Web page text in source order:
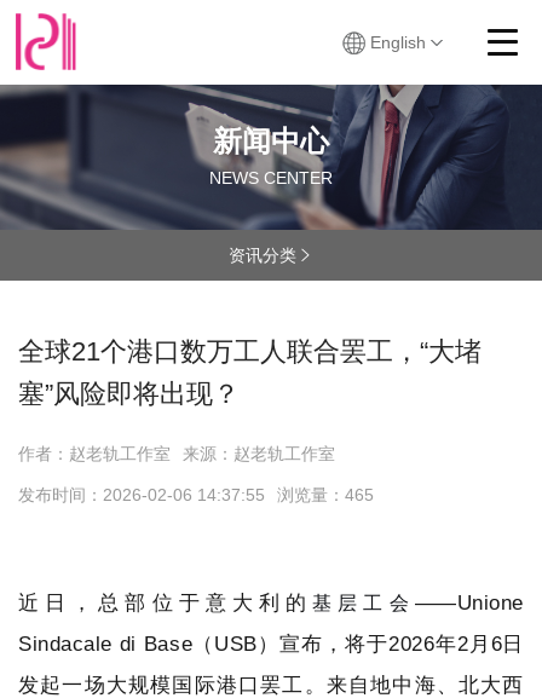
English
新闻中心
NEWS CENTER
资讯分类 
全球21个港口数万工人联合罢工，“大堵
塞”风险即将出现？
作者：赵老轨工作室 来源：赵老轨工作室
发布时间： 2026-02-06 14:37:55 浏览量： 465
近日，总部位于意大利的基层工会 ——Unione
Sindacale di Base（USB）宣布，将于2026年2月6日
发起一场大规模国际港口罢工。来自地中海、北大西